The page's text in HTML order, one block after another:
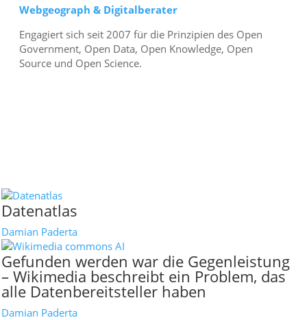
Webgeograph & Digitalberater
Engagiert sich seit 2007 für die Prinzipien des Open
Government, Open Data, Open Knowledge, Open
Source und Open Science.
Datenatlas
Damian Paderta
Gefunden werden war die Gegenleistung
– Wikimedia beschreibt ein Problem, das
alle Datenbereitsteller haben
Damian Paderta